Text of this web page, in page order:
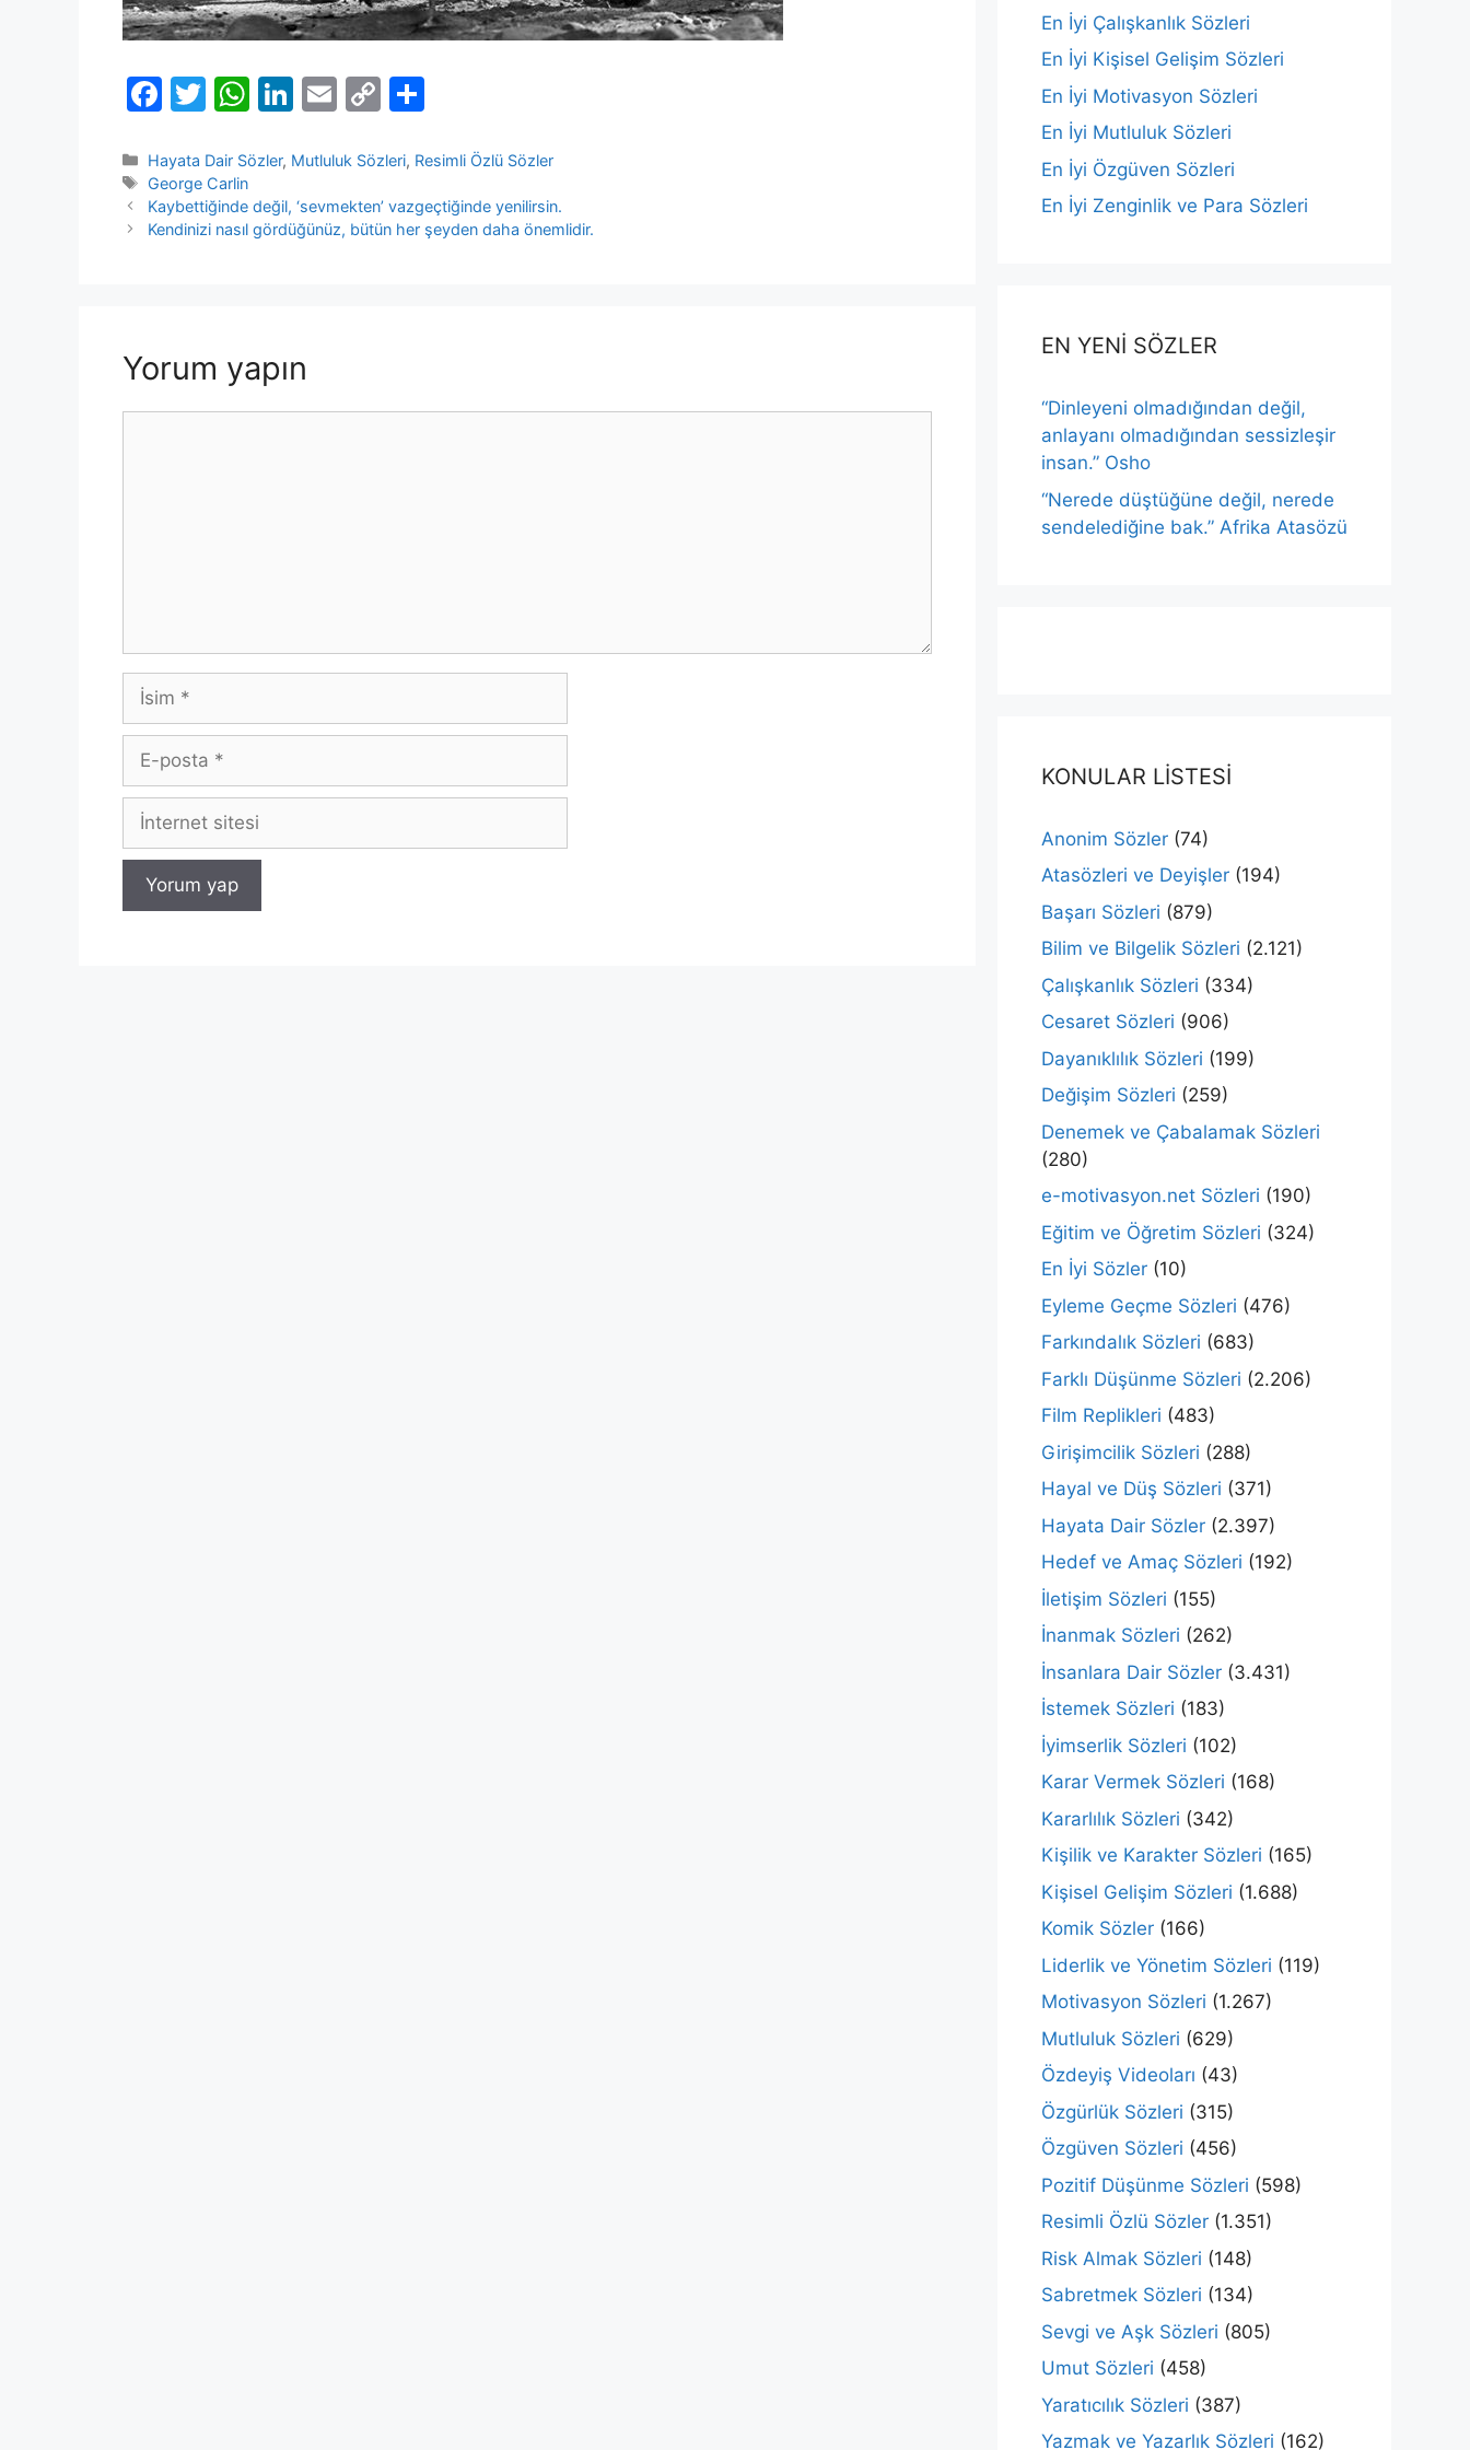
F
c
e
b
T
itt
er
W
at
s
A
Li
k
e
dI
E
ai
l
C
p
y
Li
ar
e
Kategoriler
Hayata Dair Sözler, Mutluluk Sözleri, Resimli Özlü Sözler
Etiketler
George Carlin
Kaybettiğinde değil, ‘sevmekten’ vazgeçtiğinde yenilirsin.
Kendinizi nasıl gördüğünüz, bütün her şeyden daha önemlidir.
Yorum yapın
İsim
posta
İnternet
sitesi
En İyi Çalışkanlık Sözleri
En İyi Kişisel Gelişim Sözleri
En İyi Motivasyon Sözleri
En İyi Mutluluk Sözleri
En İyi Özgüven Sözleri
En İyi Zenginlik ve Para Sözleri
EN YENİ SÖZLER
“Dinleyeni olmadığından değil,
anlayanı olmadığından sessizleşir
insan.” Osho
“Nerede düştüğüne değil, nerede
sendelediğine bak.” Afrika Atasözü
KONULAR LİSTESİ
Anonim Sözler (74)
Atasözleri ve Deyişler (194)
Başarı Sözleri (879)
Bilim ve Bilgelik Sözleri (2.121)
Çalışkanlık Sözleri (334)
Cesaret Sözleri (906)
Dayanıklılık Sözleri (199)
Değişim Sözleri (259)
Denemek ve Çabalamak Sözleri
(280)
e-motivasyon.net Sözleri (190)
Eğitim ve Öğretim Sözleri (324)
En İyi Sözler (10)
Eyleme Geçme Sözleri (476)
Farkındalık Sözleri (683)
Farklı Düşünme Sözleri (2.206)
Film Replikleri (483)
Girişimcilik Sözleri (288)
Hayal ve Düş Sözleri (371)
Hayata Dair Sözler (2.397)
Hedef ve Amaç Sözleri (192)
İletişim Sözleri (155)
İnanmak Sözleri (262)
İnsanlara Dair Sözler (3.431)
İstemek Sözleri (183)
İyimserlik Sözleri (102)
Karar Vermek Sözleri (168)
Kararlılık Sözleri (342)
Kişilik ve Karakter Sözleri (165)
Kişisel Gelişim Sözleri (1.688)
Komik Sözler (166)
Liderlik ve Yönetim Sözleri (119)
Motivasyon Sözleri (1.267)
Mutluluk Sözleri (629)
Özdeyiş Videoları (43)
Özgürlük Sözleri (315)
Özgüven Sözleri (456)
Pozitif Düşünme Sözleri (598)
Resimli Özlü Sözler (1.351)
Risk Almak Sözleri (148)
Sabretmek Sözleri (134)
Sevgi ve Aşk Sözleri (805)
Umut Sözleri (458)
Yaratıcılık Sözleri (387)
Yazmak ve Yazarlık Sözleri (162)